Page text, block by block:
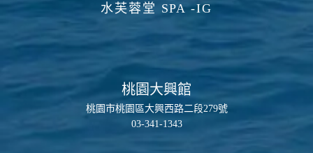
水芙蓉堂 SPA -IG
桃園大興館
桃園市桃園區大興西路二段279號
03-341-1343